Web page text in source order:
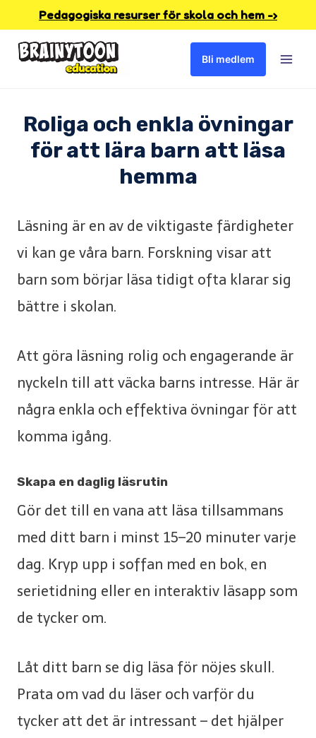
content
Pedagogiska resurser för skola och hem -›
Bli medlem
Roliga och enkla övningar
för att lära barn att läsa
hemma
Läsning är en av de viktigaste färdigheter
vi kan ge våra barn. Forskning visar att
barn som börjar läsa tidigt ofta klarar sig
bättre i skolan.
Att göra läsning rolig och engagerande är
nyckeln till att väcka barns intresse. Här är
några enkla och effektiva övningar för att
komma igång.
Skapa en daglig läsrutin
Gör det till en vana att läsa tillsammans
med ditt barn i minst 15–20 minuter varje
dag. Kryp upp i soffan med en bok, en
serietidning eller en interaktiv läsapp som
de tycker om.
Låt ditt barn se dig läsa för nöjes skull.
Prata om vad du läser och varför du
tycker att det är intressant – det hjälper